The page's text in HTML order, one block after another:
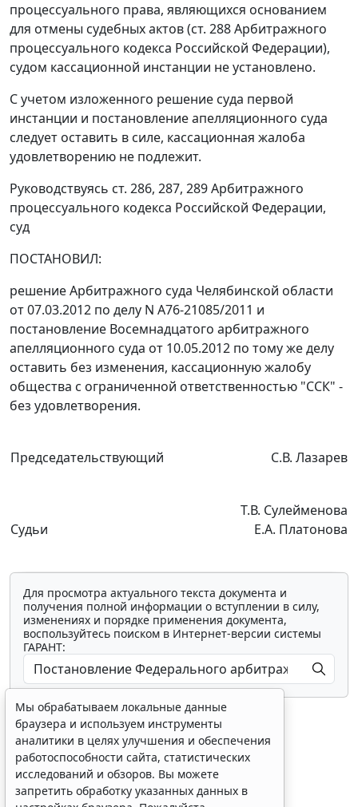
процессуального права, являющихся основанием
для отмены судебных актов (ст. 288Арбитражного
процессуального кодекса Российской Федерации),
судом кассационной инстанции не установлено.
С учетом изложенного решение суда первой
инстанции и постановление апелляционного суда
следует оставить в силе, кассационная жалоба
удовлетворению не подлежит.
Руководствуясь ст. 286, 287, 289Арбитражного
процессуального кодекса Российской Федерации,
суд
ПОСТАНОВИЛ:
решение Арбитражного суда Челябинской области
от 07.03.2012 по делу N А76-21085/2011 и
постановление Восемнадцатого арбитражного
апелляционного суда от 10.05.2012 по тому же делу
оставить без изменения, кассационную жалобу
общества с ограниченной ответственностью "ССК" -
без удовлетворения.
Председательствующий С.В. Лазарев
Судьи
Т.В. Сулейменова
Е.А. Платонова
Для просмотра актуального текста документа и
получения полной информации о вступлении в силу,
изменениях и порядке применения документа,
воспользуйтесь поиском в Интернет-версии системы
ГАРАНТ:
Показать все материалы
Мы обрабатываем локальные данные
браузера и используем инструменты
аналитики в целях улучшения и обеспечения
работоспособности сайта, статистических
исследований и обзоров. Вы можете
запретить обработку указанных данных в